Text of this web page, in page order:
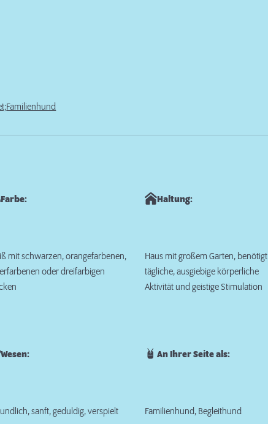
Familienhund
Farbe:
mit schwarzen, orangefarbenen,
oder dreifarbigen
Haltung:
Haus mit großem Garten, benötigt
tägliche, ausgiebige körperliche
Aktivität und geistige Stimulation
Wesen:
sanft, geduldig, verspielt
An Ihrer Seite als:
Familienhund, Begleithund